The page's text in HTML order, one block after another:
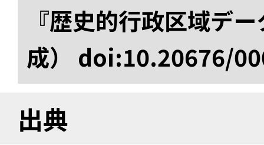
『歴史的行政区域デ
成） doi:10.20676/
出典